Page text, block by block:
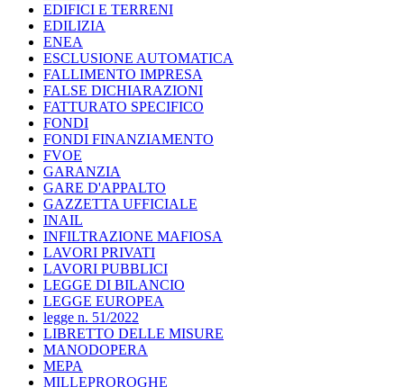
EDIFICI E TERRENI
EDILIZIA
ENEA
ESCLUSIONE AUTOMATICA
FALLIMENTO IMPRESA
FALSE DICHIARAZIONI
FATTURATO SPECIFICO
FONDI
FONDI FINANZIAMENTO
FVOE
GARANZIA
GARE D'APPALTO
GAZZETTA UFFICIALE
INAIL
INFILTRAZIONE MAFIOSA
LAVORI PRIVATI
LAVORI PUBBLICI
LEGGE DI BILANCIO
LEGGE EUROPEA
legge n. 51/2022
LIBRETTO DELLE MISURE
MANODOPERA
MEPA
MILLEPROROGHE